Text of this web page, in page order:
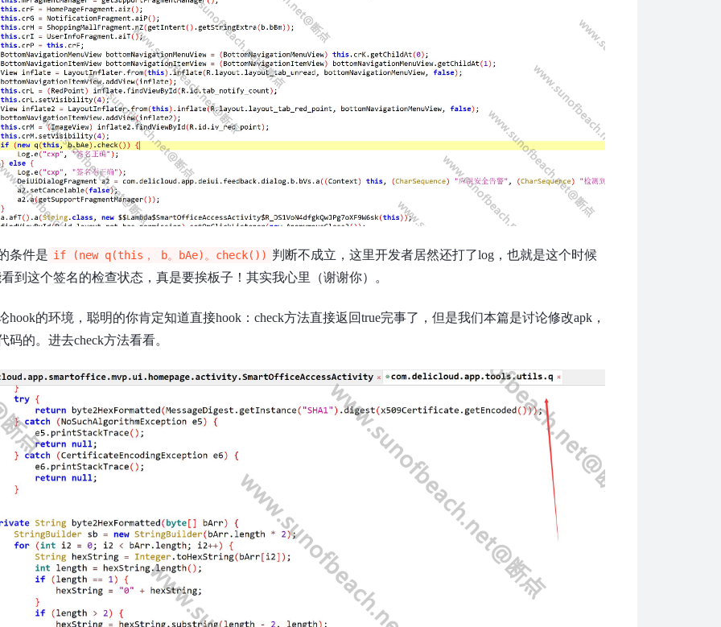
条件是 if (new q(this， b。bAe)。check()) 判断不成立，这里开发者居然还打了log，也就是这个时候
看到这个签名的检查状态，真是要挨板子！其实我心里（谢谢你）。
hook的环境，聪明的你肯定知道直接hook：check方法直接返回true完事了，但是我们本篇是讨论修改apk，
码的。进去check方法看看。